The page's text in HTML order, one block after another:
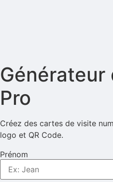
Générateur
Pro
Créez des cartes de visite
logo et QR Code.
Prénom